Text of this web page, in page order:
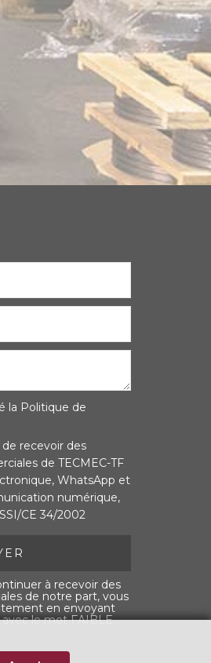
la Politique de
recevoir des
de TECMEC-TF
WhatsApp et
numérique,
CE 34/2002
à recevoir des
de notre part, vous
en envoyant
avec le mot FAIBLE.